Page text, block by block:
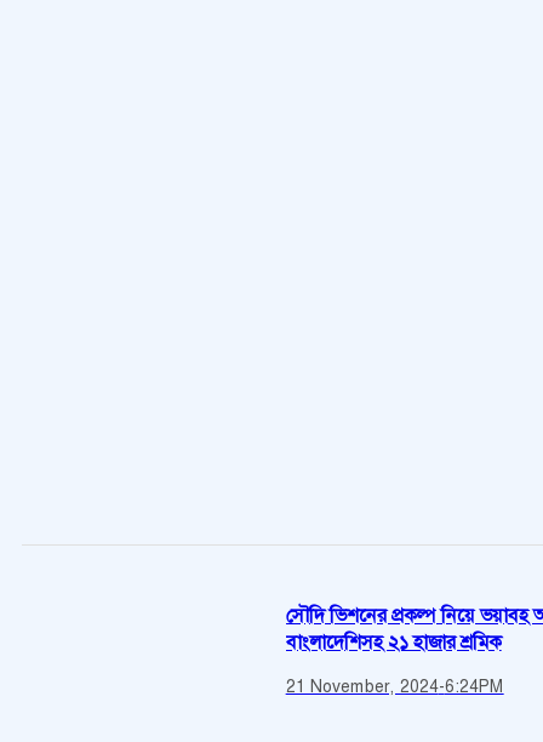
সৌদি ভিশনের প্রকল্প নিয়ে ভয়াবহ
বাংলাদেশিসহ ২১ হাজার শ্রমিক
21 November, 2024-6:24PM